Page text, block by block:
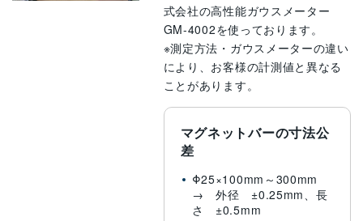
式会社の高性能ガウスメーター
GM-4002を使っております。
※測定方法・ガウスメーターの違い
により、お客様の計測値と異なる
ことがあります。
マグネットバーの寸法公
差
Φ25×100mm～300mm
→ 外径 ±0.25mm、長
さ ±0.5mm